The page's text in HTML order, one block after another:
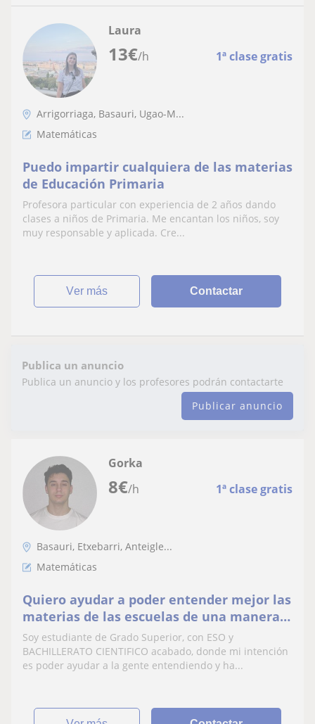
13€/h 1ª clase gratis
Laura
Arrigorriaga, Basauri, Ugao-M...
Matemáticas
Puedo impartir cualquiera de las materias
de Educación Primaria
Profesora particular con experiencia de 2 años dando
clases a niños de Primaria. Me encantan los niños, soy
muy responsable y aplicada. Cre...
ver más Contactar
Publica un anuncio
Publica un anuncio y los profesores podrán contactarte
Publicar anuncio
8€/h 1ª clase gratis
Gorka
Basauri, Etxebarri, Anteigle...
Matemáticas
Quiero ayudar a poder entender mejor las
materias de las escuelas de una manera
mas dinámica
Soy estudiante de Grado Superior, con ESO y
BACHILLERATO CIENTIFICO acabado, donde mi intención
es poder ayudar a la gente entendiendo y ha...